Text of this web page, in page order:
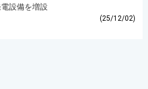
設備を増設
(25/12/02)